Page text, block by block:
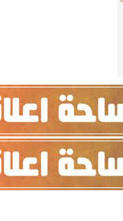
موعد سفر بعثة
بكأس